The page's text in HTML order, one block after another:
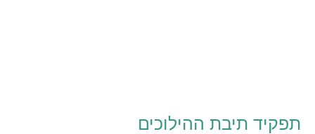
תפקיד תיבת ההילוכים